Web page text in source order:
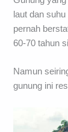
laut dan
pernah
60-70 tahun
Namun
gunung ini